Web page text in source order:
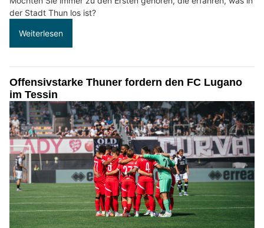
der Stadt Thun los ist?
Weiterlesen
Offensivstarke Thuner fordern den FC Lugano
im Tessin